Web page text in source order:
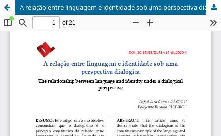
A relação entre linguagem e identidade sob uma perspectiva dialógica